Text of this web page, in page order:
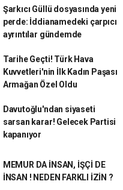
Şarkıcı Güllü dosyasında yeni
perde: İddianamedeki çarpıcı
ayrıntılar gündemde
Tarihe Geçti! Türk Hava
Kuvvetleri'nin İlk Kadın Paşası
Armağan Özel Oldu
Davutoğlu'ndan siyaseti
sarsan karar! Gelecek Partisi
kapanıyor
MEMUR DA İNSAN, İŞÇİ DE
İNSAN ! NEDEN FARKLI İZİN ?